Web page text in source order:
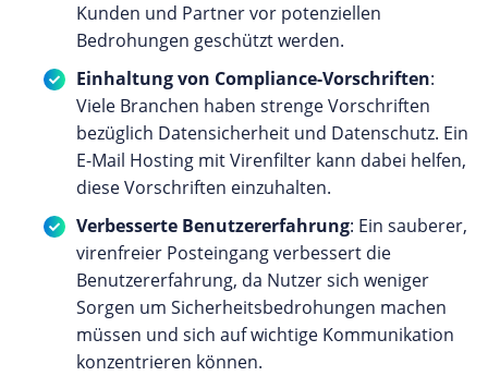
Kunden und Partner vor potenziellen
Bedrohungen geschützt werden.
Einhaltung von Compliance-Vorschriften:
Viele Branchen haben strenge Vorschriften
bezüglich Datensicherheit und Datenschutz. Ein
E-Mail Hosting mit Virenfilter kann dabei helfen,
diese Vorschriften einzuhalten.
Verbesserte Benutzererfahrung: Ein sauberer,
virenfreier Posteingang verbessert die
Benutzererfahrung, da Nutzer sich weniger
Sorgen um Sicherheitsbedrohungen machen
müssen und sich auf wichtige Kommunikation
konzentrieren können.